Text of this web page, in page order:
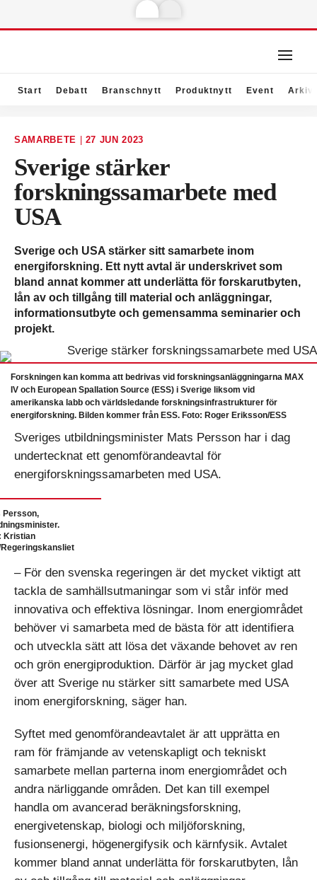
Start Debatt Branschnytt Produktnytt Event Arkiv
SAMARBETE 27 JUN 2023
Sverige stärker
forskningssamarbete med
USA
Sverige och USA stärker sitt samarbete inom
energiforskning. Ett nytt avtal är underskrivet som
bland annat kommer att underlätta för forskarutbyten,
lån av och tillgång till material och anläggningar,
informationsutbyte och gemensamma seminarier och
projekt.
Forskningen kan komma att bedrivas vid forskningsanläggningarna MAX
IV och European Spallation Source (ESS) i Sverige liksom vid
amerikanska labb och världsledande forskningsinfrastrukturer för
energiforskning. Bilden kommer från ESS. Foto: Roger Eriksson/ESS
Sveriges utbildningsminister Mats Persson har i dag
undertecknat ett genomförandeavtal för
energiforskningssamarbeten med USA.
Persson,
Kristian
– För den svenska regeringen är det mycket viktigt att
tackla de samhällsutmaningar som vi står inför med
innovativa och effektiva lösningar. Inom energiområdet
behöver vi samarbeta med de bästa för att identifiera
och utveckla sätt att lösa det växande behovet av ren
och grön energiproduktion. Därför är jag mycket glad
över att Sverige nu stärker sitt samarbete med USA
inom energiforskning, säger han.
Syftet med genomförandeavtalet är att upprätta en
ram för främjande av vetenskapligt och tekniskt
samarbete mellan parterna inom energiområdet och
andra närliggande områden. Det kan till exempel
handla om avancerad beräkningsforskning,
energivetenskap, biologi och miljöforskning,
fusionsenergi, högenergifysik och kärnfysik. Avtalet
kommer bland annat underlätta för forskarutbyten, lån